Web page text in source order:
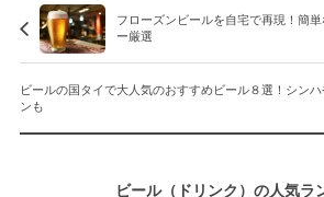
フローズンビールを自宅で再現！簡
ー厳選
ビールの国タイで大人気のおすすめビール８選！シンハ
ンも
ビール（ドリンク）の人気ラ